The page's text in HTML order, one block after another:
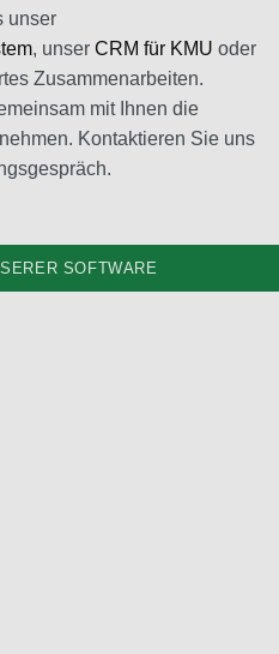
unser
, unser CRM für KMU oder
Zusammenarbeiten.
mit Ihnen die
Kontaktieren Sie uns
SOFTWARE